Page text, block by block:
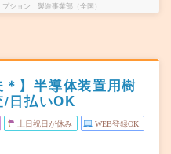
ション 製造事業部（全国）
＊】半導体装置用樹
/日払いOK
土日祝日が休み WEB登録OK